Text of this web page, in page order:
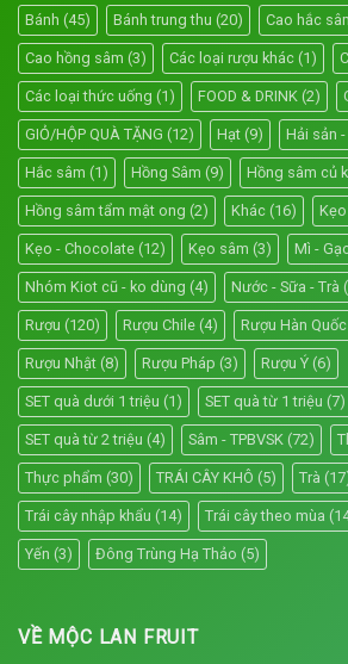
Bánh (45) Bánh trung thu (20) Cao hắc
Cao hồng sâm (3) Các loại rượu khác (1)
Các loại thức uống (1) FOOD & DRINK (2)
GIỎ/HỘP QUÀ TẶNG (12) Hạt (9) Hải sản
Hắc sâm (1) Hồng Sâm (9) Hồng sâm củ
Hồng sâm tẩm mật ong (2) Khác (16) Kẹo
Kẹo - Chocolate (12) Kẹo sâm (3) Mì -
Nhóm Kiot cũ - ko dùng (4) Nước - Sữa - Trà
Rượu (120) Rượu Chile (4) Rượu Hàn Quốc
Rượu Nhật (8) Rượu Pháp (3) Rượu Ý (6)
SET quà dưới 1 triệu (1) SET quà từ 1 triệu (7)
SET quà từ 2 triệu (4) Sâm - TPBVSK (72)
Thực phẩm (30) TRÁI CÂY KHÔ (5) Trà
Trái cây nhập khẩu (14) Trái cây theo mùa
Yến (3) Đông Trùng Hạ Thảo (5)
VỀ MỘC LAN FRUIT